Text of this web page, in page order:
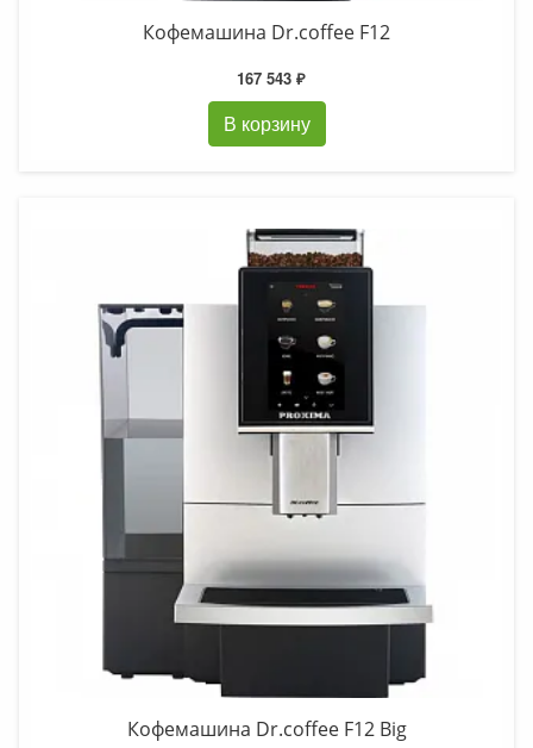
Кофемашина Dr.coffee F12
167 543 ₽
В корзину
Кофемашина Dr.coffee F12 Big